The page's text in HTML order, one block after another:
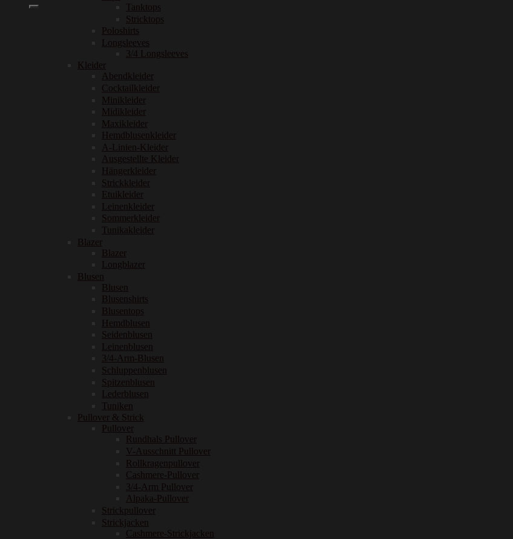
Tanktops
Stricktops
Poloshirts
Longsleeves
3/4 Longsleeves
Kleider
Abendkleider
Cocktailkleider
Minikleider
Midikleider
Maxikleider
Hemdblusenkleider
A-Linien-Kleider
Ausgestellte Kleider
Hängerkleider
Strickkleider
Etuikleider
Leinenkleider
Sommerkleider
Tunikakleider
Blazer
Blazer
Longblazer
Blusen
Blusen
Blusenshirts
Blusentops
Hemdblusen
Seidenblusen
Leinenblusen
3/4-Arm-Blusen
Schluppenblusen
Spitzenblusen
Lederblusen
Tuniken
Pullover & Strick
Pullover
Rundhals Pullover
V-Ausschnitt Pullover
Rollkragenpullover
Cashmere-Pullover
3/4-Arm Pullover
Alpaka-Pullover
Strickpullover
Strickjacken
Cashmere-Strickjacken